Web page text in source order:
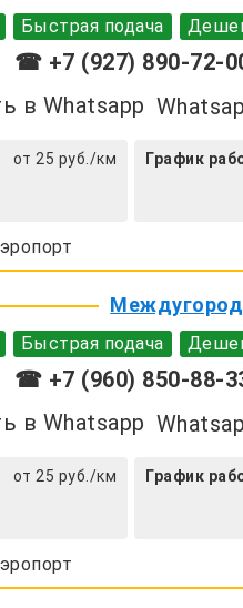
Быстрая подача
☎ +7 (927) 890-72-
от 25 руб./км График
Быстрая подача
☎ +7 (960) 850-88-
от 25 руб./км График